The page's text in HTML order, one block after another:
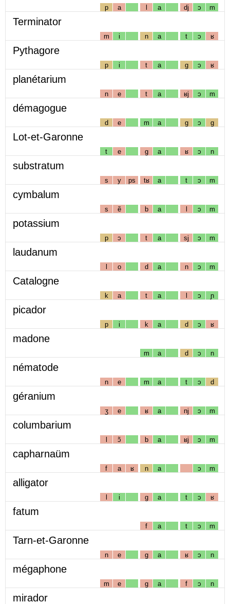
p a l a dj ɔ m
Terminator
m i n a t ɔ ʁ
Pythagore
p i t a g ɔ ʁ
planétarium
n e t a ʁj ɔ m
démagogue
d e m a g ɔ g
Lot-et-Garonne
t e g a ʁ ɔ n
substratum
s y ps tʁ a t ɔ m
cymbalum
s ẽ b a l ɔ m
potassium
p ɔ t a sj ɔ m
laudanum
l o d a n ɔ m
Catalogne
k a t a l ɔ ɲ
picador
p i k a d ɔ ʁ
madone
m a d ɔ n
nématode
n e m a t ɔ d
géranium
ʒ e ʁ a nj ɔ m
columbarium
l ɔ̃ b a ʁj ɔ m
capharnaüm
f a ʁ n a ɔ m
alligator
l i g a t ɔ ʁ
fatum
f a t ɔ m
Tarn-et-Garonne
n e g a ʁ ɔ n
mégaphone
m e g a f ɔ n
mirador